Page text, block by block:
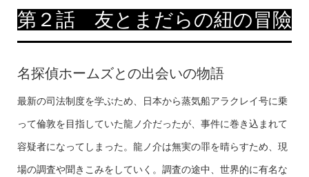
第２話 友とまだらの紐の冒險
名探偵ホームズとの出会いの物語
最新の司法制度を学ぶため、日本から蒸気船アラクレイ号に乗
って倫敦を目指していた龍ノ介だったが、事件に巻き込まれて
容疑者になってしまった。龍ノ介は無実の罪を晴らすため、現
場の調査や聞きこみをしていく。調査の途中、世界的に有名な